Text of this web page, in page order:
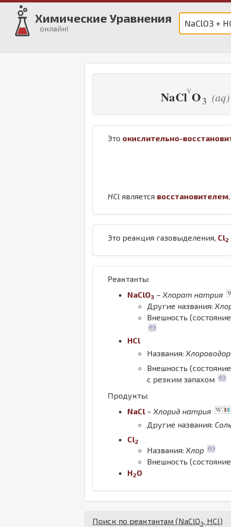
Химические Уравнения
онлайн!
NaCl O3 (aq)
Это окислительно-
HCl является восстановителем,
Это реакция газовыделения, Cl2
Реактанты:
NaClO3 – Хлорат натрия
Другие названия:
Внешность
HCl
Названия:
Внешность
с резким запахом
Продукты:
NaCl – Хлорид натрия
Другие названия:
Cl2
Названия: Хлор
Внешность
H2O
Поиск по реактантам (NaClO3, HCl)